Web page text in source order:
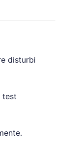
disturbi
test